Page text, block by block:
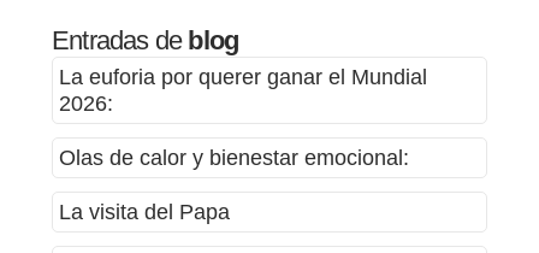
Entradas de blog
La euforia por querer ganar el Mundial
2026:
Olas de calor y bienestar emocional:
La visita del Papa